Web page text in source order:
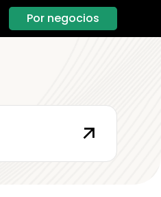
Por negocios